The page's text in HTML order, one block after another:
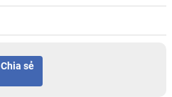
Chia sẻ